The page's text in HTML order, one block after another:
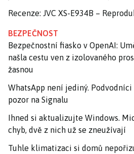
Recenze: JVC XS-E934B –
BEZPEČNOST
Bezpečnostní fiasko v OpenAI:
našla cestu ven z izolovaného
žasnou
WhatsApp není jediný.
pozor na Signalu
Ihned si aktualizujte Windows.
chyb, dvě z nich už se zneužívají
Tuhle klimatizaci si domů